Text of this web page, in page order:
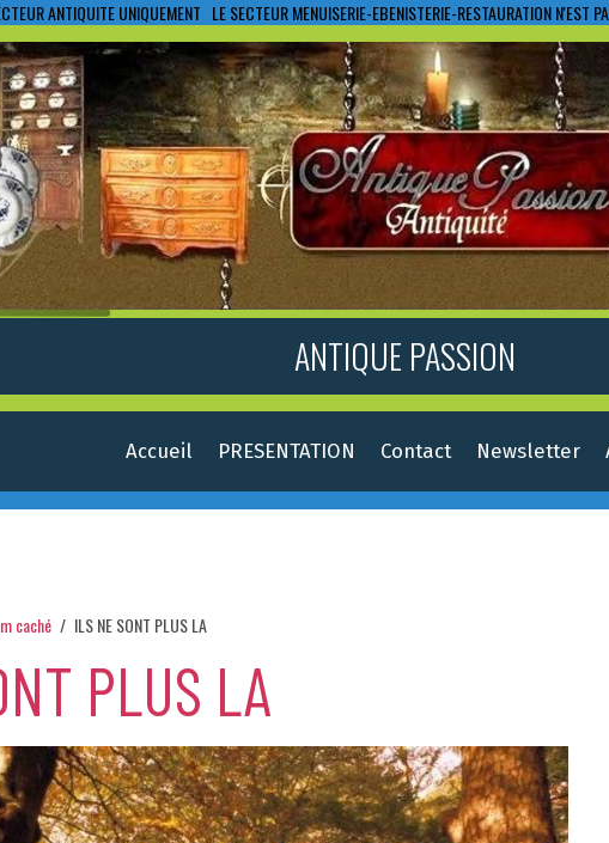
ANTIQUITE UNIQUEMENT LE SECTEUR MENUISERIE-EBENISTERIE-RESTAURATION N'EST
ANTIQUE PASSION
Accueil PRESENTATION Contact Newsletter
caché ILS NE SONT PLUS LA
PLUS LA